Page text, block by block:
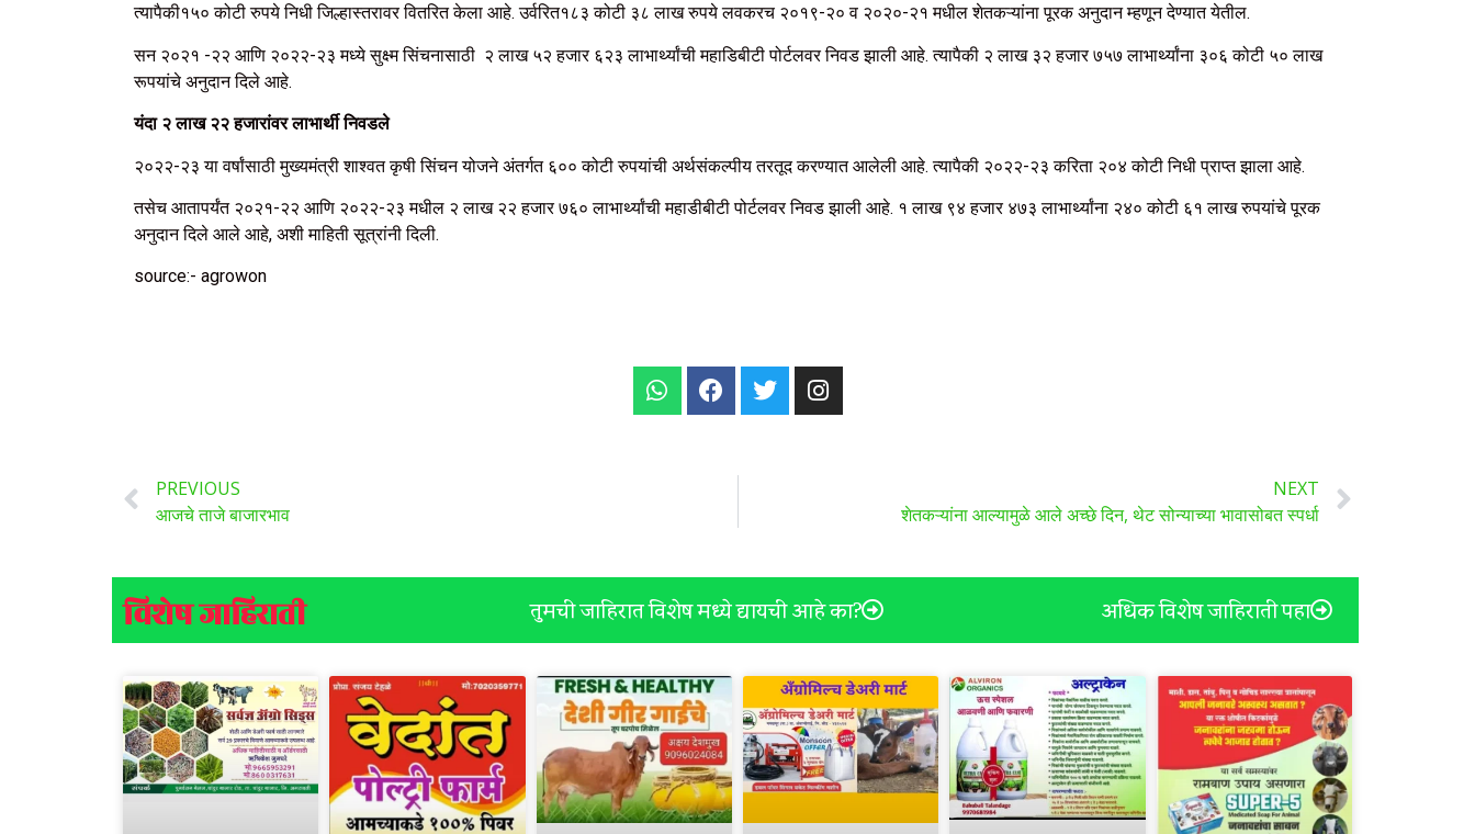
त्यापैकी१५० कोटी रुपये निधी जिल्हास्तरावर वितरित केला आहे. उर्वरित१८३ कोटी ३८ लाख रुपये लवकरच २०१९-२० व २०२०-२१ मधील शेतकऱ्यांना पूरक अनुदान म्हणून देण्यात येतील.
सन २०२१ -२२ आणि २०२२-२३ मध्ये सुक्ष्म सिंचनासाठी २ लाख ५२ हजार ६२३ लाभार्थ्यांची महाडिबीटी पोर्टलवर निवड झाली आहे. त्यापैकी २ लाख ३२ हजार ७५७ लाभार्थ्यांना ३०६ कोटी ५० लाख
रूपयांचे अनुदान दिले आहे.
यंदा २ लाख २२ हजारांवर लाभार्थी निवडले
२०२२-२३ या वर्षांसाठी मुख्यमंत्री शाश्वत कृषी सिंचन योजने अंतर्गत ६०० कोटी रुपयांची अर्थसंकल्पीय तरतूद करण्यात आलेली आहे. त्यापैकी २०२२-२३ करिता २०४ कोटी निधी प्राप्त झाला आहे.
तसेच आतापर्यंत २०२१-२२ आणि २०२२-२३ मधील २ लाख २२ हजार ७६० लाभार्थ्यांची महाडीबीटी पोर्टलवर निवड झाली आहे. १ लाख ९४ हजार ४७३ लाभार्थ्यांना २४० कोटी ६१ लाख रुपयांचे पूरक
अनुदान दिले आले आहे, अशी माहिती सूत्रांनी दिली.
source:- agrowon
PREVIOUS
आजचे ताजे बाजारभाव
NEXT
शेतकऱ्यांना आल्यामुळे आले अच्छे दिन, थेट सोन्याच्या भावासोबत स्पर्धा
विशेष जाहिराती तुमची जाहिरात विशेष मध्ये द्यायची आहे का? अधिक विशेष जाहिराती पहा